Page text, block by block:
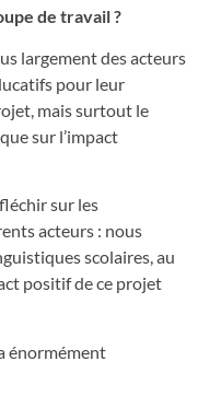
de travail ?
largement des acteurs
pour leur
mais surtout le
sur l’impact
sur les
acteurs : nous
scolaires, au
positif de ce projet
énormément